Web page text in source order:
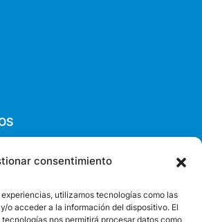
consentimiento
utilizamos tecnologías como las
o acceder a la información del dispositivo. El
nos permitirá procesar datos como